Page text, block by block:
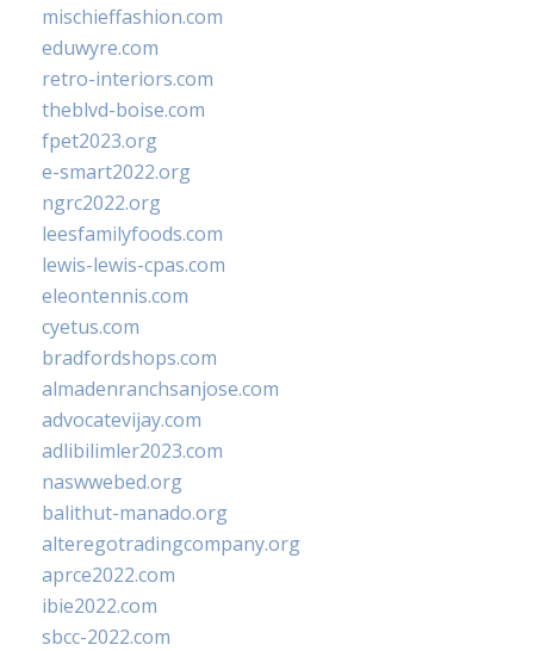
mischieffashion.com
eduwyre.com
retro-interiors.com
theblvd-boise.com
fpet2023.org
e-smart2022.org
ngrc2022.org
leesfamilyfoods.com
lewis-lewis-cpas.com
eleontennis.com
cyetus.com
bradfordshops.com
almadenranchsanjose.com
advocatevijay.com
adlibilimler2023.com
naswwebed.org
balithut-manado.org
alteregotradingcompany.org
aprce2022.com
ibie2022.com
sbcc-2022.com